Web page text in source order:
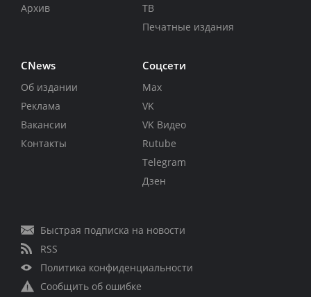
Архив
ТВ
Печатные издания
CNews
Об издании
Реклама
Вакансии
Контакты
Соцсети
Max
VK
VK Видео
Rutube
Telegram
Дзен
Быстрая подписка на новости
RSS
Политика конфиденциальности
Сообщить об ошибке